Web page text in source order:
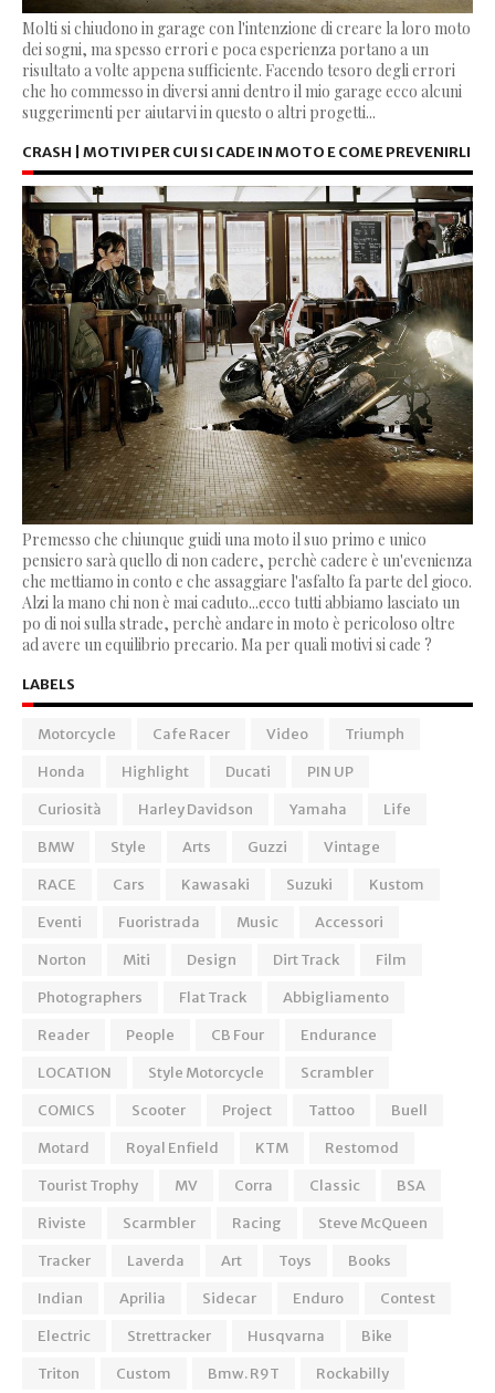
Molti si chiudono in garage con l'intenzione di creare la loro moto
dei sogni, ma spesso errori e poca esperienza portano a un
risultato a volte appena sufficiente. Facendo tesoro degli errori
che ho commesso in diversi anni dentro il mio garage ecco alcuni
suggerimenti per aiutarvi in questo o altri progetti...
CRASH | MOTIVI PER CUI SI CADE IN MOTO E COME PREVENIRLI
Premesso che chiunque guidi una moto il suo primo e unico
pensiero sarà quello di non cadere, perchè cadere è un'evenienza
che mettiamo in conto e che assaggiare l'asfalto fa parte del gioco.
Alzi la mano chi non è mai caduto...ecco tutti abbiamo lasciato un
po di noi sulla strade, perchè andare in moto è pericoloso oltre
ad avere un equilibrio precario. Ma per quali motivi si cade ?
LABELS
Motorcycle Cafe Racer Video
Triumph
Honda
Highlight Ducati
PIN UP
Curiosità
Harley Davidson Yamaha
Life
BMW
Style Arts Guzzi
Vintage
RACE
Cars Kawasaki Suzuki
Kustom
Eventi
Fuoristrada Music
Accessori
Norton
Miti Design Dirt Track
Film
Photographers
Flat Track
Abbigliamento
Reader
People CB Four
Endurance
LOCATION
Style Motorcycle
Scrambler
COMICS
Scooter Project Tattoo
Buell
Motard
Royal Enfield KTM
Restomod
Tourist Trophy
MV Corra Classic
BSA
Riviste
Scarmbler Racing
Steve McQueen
Tracker
Laverda Art Toys
Books
Indian
Aprilia Sidecar Enduro
Contest
Electric
Strettracker Husqvarna
Bike
Triton
Custom Bmw. R9T
Rockabilly